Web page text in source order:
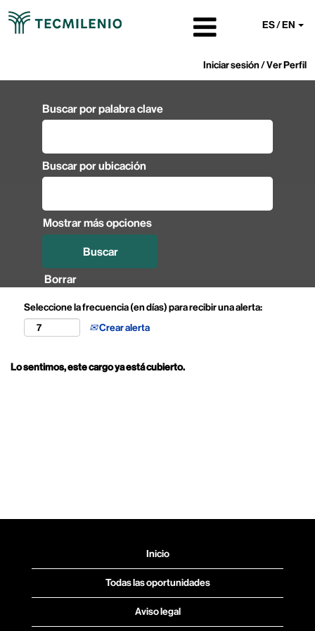
ES / EN
Iniciar sesión / Ver Perfil
Buscar por palabra clave
Buscar por ubicación
Mostrar más opciones
Borrar
Seleccione la frecuencia (en días) para recibir una alerta:
Crear alerta
Lo sentimos, este cargo ya está cubierto.
Inicio
Todas las oportunidades
Aviso legal